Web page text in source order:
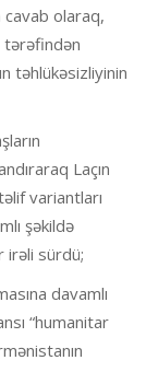
olaraq,
tərəfindən
təhlükəsizliyinin
Laçın
variantları
şəkildə
irəli sürdü;
davamlı
“humanitar